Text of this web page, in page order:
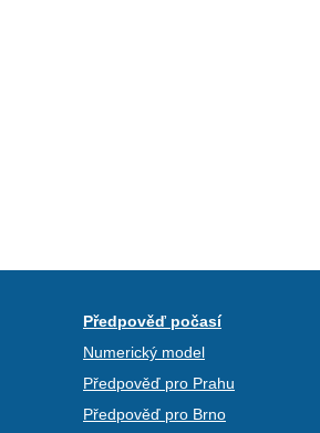
Předpověď počasí
Numerický model
Předpověď pro Prahu
Předpověď pro Brno